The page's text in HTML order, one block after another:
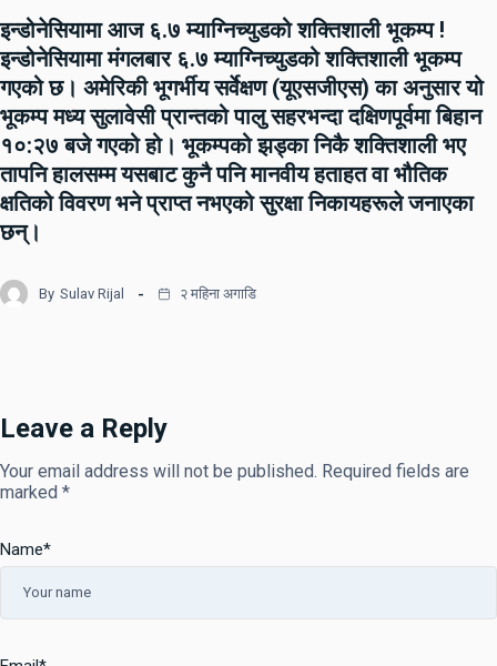
इन्डोनेसियामा आज ६.७ म्याग्निच्युडको शक्तिशाली भूकम्प !
इन्डोनेसियामा मंगलबार ६.७ म्याग्निच्युडको शक्तिशाली भूकम्प
गएको छ। अमेरिकी भूगर्भीय सर्वेक्षण (यूएसजीएस) का अनुसार यो
भूकम्प मध्य सुलावेसी प्रान्तको पालु सहरभन्दा दक्षिणपूर्वमा बिहान
१०:२७ बजे गएको हो। भूकम्पको झड्का निकै शक्तिशाली भए
तापनि हालसम्म यसबाट कुनै पनि मानवीय हताहत वा भौतिक
क्षतिको विवरण भने प्राप्त नभएको सुरक्षा निकायहरूले जनाएका
छन्।
By Sulav Rijal २ महिना अगाडि
Leave a Reply
Your email address will not be published. Required fields are
marked *
Name*